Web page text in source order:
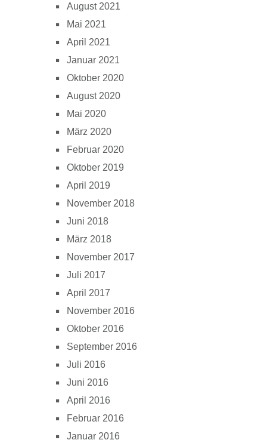
August 2021
Mai 2021
April 2021
Januar 2021
Oktober 2020
August 2020
Mai 2020
März 2020
Februar 2020
Oktober 2019
April 2019
November 2018
Juni 2018
März 2018
November 2017
Juli 2017
April 2017
November 2016
Oktober 2016
September 2016
Juli 2016
Juni 2016
April 2016
Februar 2016
Januar 2016